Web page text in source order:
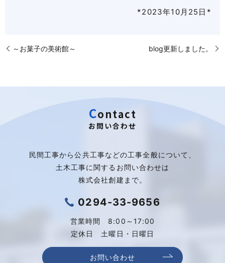
*2023年10月25日*
～お菓子の美術館～ blog更新しました。
Contact
お問い合わせ
民間工事から公共工事などの工事全般について、
土木工事に関するお問い合わせは
株式会社創建まで。
0294-33-9656
営業時間 8:00～17:00
定休日 土曜日・日曜日
お問い合わせ